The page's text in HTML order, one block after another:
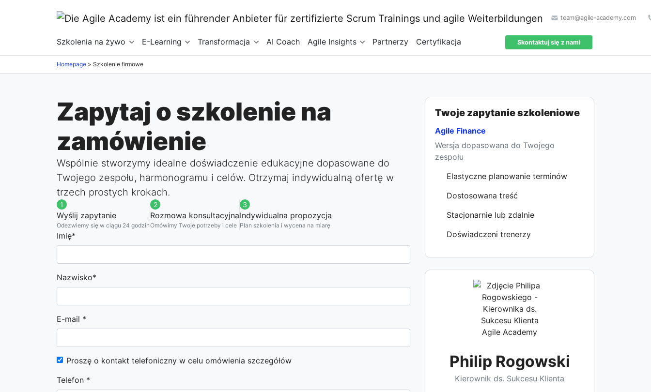
team@agile-academy.com
Szkolenia na żywo E-Learning Transformacja AI Coach Agile Insights Partnerzy Certyfikacja Skontaktuj się z nami
Homepage > Szkolenie firmowe
Zapytaj o szkolenie na
zamówienie
Wspólnie stworzymy idealne doświadczenie edukacyjne dopasowane do
Twojego zespołu, harmonogramu i celów. Otrzymaj indywidualną ofertę w
trzech prostych krokach.
1
Wyślij zapytanie
Odezwiemy się w ciągu 24 godzin
2
Rozmowa konsultacyjna
Omówimy Twoje potrzeby i cele
3
Indywidualna propozycja
Plan szkolenia i wycena na miarę
Imię*
Nazwisko*
E-mail *
Proszę o kontakt telefoniczny w celu omówienia szczegółów
Telefon *
Twoje zapytanie szkoleniowe
Agile Finance
Wersja dopasowana do Twojego
zespołu
Elastyczne planowanie terminów
Dostosowana treść
Stacjonarnie lub zdalnie
Doświadczeni trenerzy
Philip Rogowski
Kierownik ds. Sukcesu Klienta